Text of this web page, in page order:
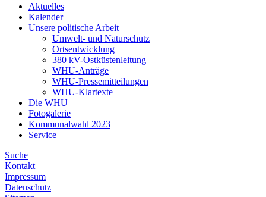
Aktuelles
Kalender
Unsere politische Arbeit
Umwelt- und Naturschutz
Ortsentwicklung
380 kV-Ostküstenleitung
WHU-Anträge
WHU-Pressemitteilungen
WHU-Klartexte
Die WHU
Fotogalerie
Kommunalwahl 2023
Service
Suche
Kontakt
Impressum
Datenschutz